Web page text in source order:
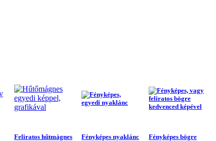
Feliratos hűtmágnes Fényképes nyaklánc Fényképes bögre